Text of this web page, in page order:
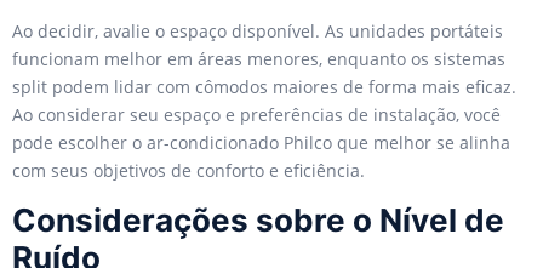
Ao decidir, avalie o espaço disponível. As unidades portáteis
funcionam melhor em áreas menores, enquanto os sistemas
split podem lidar com cômodos maiores de forma mais eficaz.
Ao considerar seu espaço e preferências de instalação, você
pode escolher o ar-condicionado Philco que melhor se alinha
com seus objetivos de conforto e eficiência.
Considerações sobre o Nível de
Ruído